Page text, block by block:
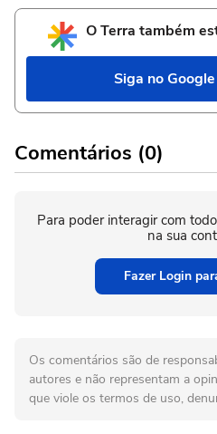
O Terra também
Siga no
Comentários (0)
Para poder interagir com
na sua
Fazer Login
Os comentários são de
autores e não representam a
que viole os termos de uso,